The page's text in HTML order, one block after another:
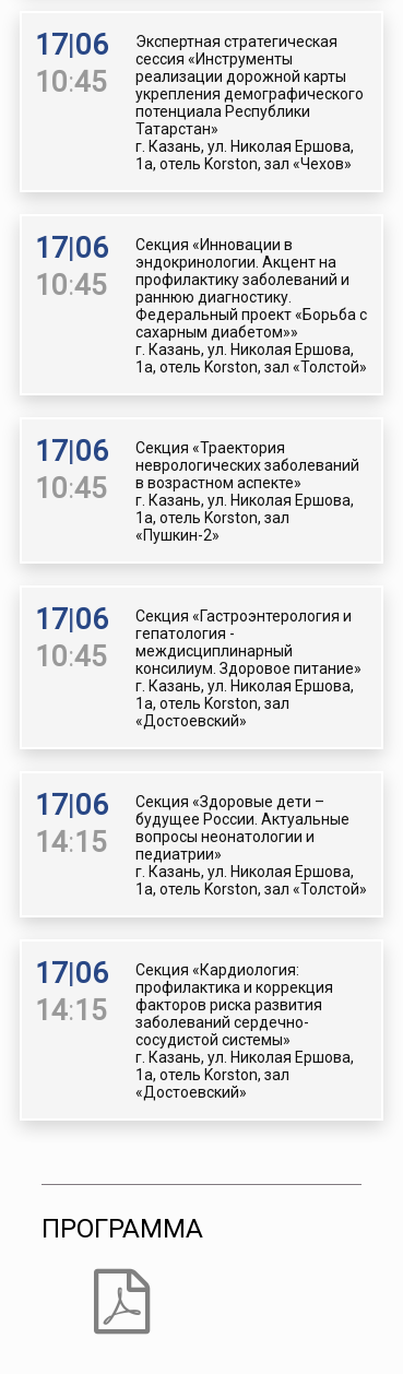
17|06
10:45
Экспертная стратегическая
сессия «Инструменты
реализации дорожной карты
укрепления демографического
потенциала Республики
Татарстан»
г. Казань, ул. Николая Ершова,
1а, отель Korston, зал «Чехов»
17|06
10:45
Секция «Инновации в
эндокринологии. Акцент на
профилактику заболеваний и
раннюю диагностику.
Федеральный проект «Борьба с
сахарным диабетом»»
г. Казань, ул. Николая Ершова,
1а, отель Korston, зал «Толстой»
17|06
10:45
Секция «Траектория
неврологических заболеваний
в возрастном аспекте»
г. Казань, ул. Николая Ершова,
1а, отель Korston, зал
«Пушкин-2»
17|06
10:45
Секция «Гастроэнтерология и
гепатология -
междисциплинарный
консилиум. Здоровое питание»
г. Казань, ул. Николая Ершова,
1а, отель Korston, зал
«Достоевский»
17|06
14:15
Секция «Здоровые дети –
будущее России. Актуальные
вопросы неонатологии и
педиатрии»
г. Казань, ул. Николая Ершова,
1а, отель Korston, зал «Толстой»
17|06
14:15
Секция «Кардиология:
профилактика и коррекция
факторов риска развития
заболеваний сердечно-
сосудистой системы»
г. Казань, ул. Николая Ершова,
1а, отель Korston, зал
«Достоевский»
ПРОГРАММА